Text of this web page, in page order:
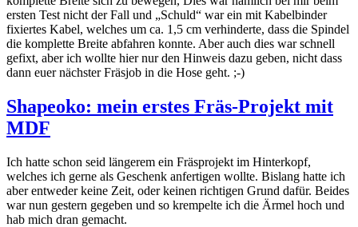
ersten Test nicht der Fall und „Schuld“ war ein mit Kabelbinder
fixiertes Kabel, welches um ca. 1,5 cm verhinderte, dass die Spindel
die komplette Breite abfahren konnte. Aber auch dies war schnell
gefixt, aber ich wollte hier nur den Hinweis dazu geben, nicht dass
dann euer nächster Fräsjob in die Hose geht. ;-)
Shapeoko: mein erstes Fräs-Projekt mit
MDF
Ich hatte schon seid längerem ein Fräsprojekt im Hinterkopf,
welches ich gerne als Geschenk anfertigen wollte. Bislang hatte ich
aber entweder keine Zeit, oder keinen richtigen Grund dafür. Beides
war nun gestern gegeben und so krempelte ich die Ärmel hoch und
hab mich dran gemacht.